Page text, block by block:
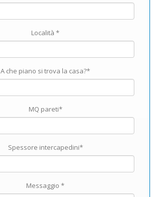
Località *
A che piano si trova la casa?*
MQ pareti*
Spessore intercapedini*
Messaggio *